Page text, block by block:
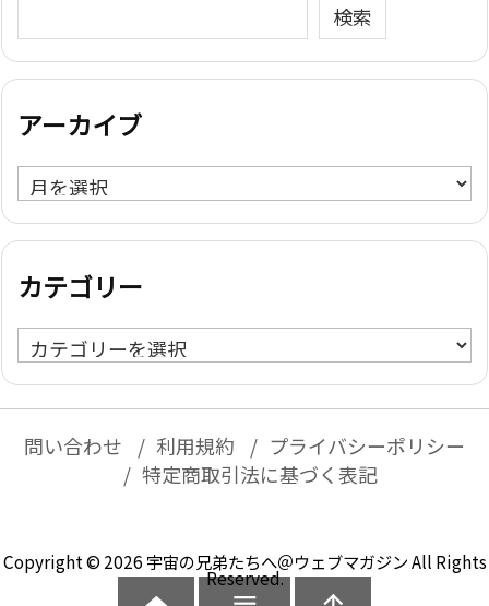
検索
アーカイブ
ア
ー
カ
ブ
カテゴリー
カ
テ
ー
問い合わせ 利用規約
プライバシーポリシー
特定商取引法に基づく表記
Copyright © 2026 宇宙の兄弟たちへ＠ウェブマガジンAll Rights
Reserved.